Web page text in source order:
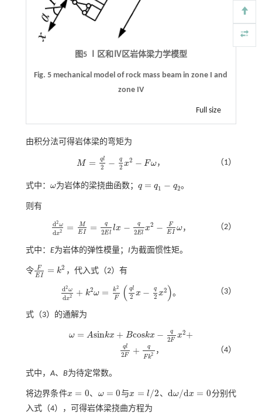
图5 Ⅰ区和Ⅳ区岩体梁力学模型
Fig. 5 mechanical model of rock mass beam in zone I and
zone IV
Full size
由积分法可得岩体梁的弯矩为
M = ql
2 − q
2 x2 − Fω
M= ql2 -q2 x2 Fω ， （1）
式中： ω
ω为岩体的梁挠曲函数； q = q1 − q2
q=q1-q 2 。
则有
d2ω
dx2 =
M
EI = q
2El
lx − q
2El
x2 −
F
EI
ω
d2ω dx2 =M EI= q2Ellx-q 2E lx2-FEI ω ， （2）
式中： E为岩体的弹性模量； I为截面惯性矩。
令
F
E I = k2
FEI= k2 ，代入式（2）有
d2ω
dx2 + k2ω = k2
F ( ql
2 x − q
2 x2 )
d2ω dx2+k2ω=k 2Fq l2x-q2 x2 。 （3）
式（3） 的通解为
ω = Asinkx + Bcoskx − q
2F
x2+
ω=As inkx+Bco skx -q2Fx2+
ql
2F +
q
Fk2
qFk2 ， （4）
式中，A、 B为待定常数。
将边界条件x = 0
x= 0 、 ω = 0
ω=0 与x = l /2
x= l/2 、 dω/dx = 0
dω/dx=0
分别代
入式（4） ，可得岩体梁挠曲方程为